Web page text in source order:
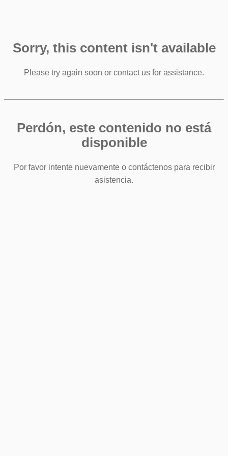
Sorry, this content isn't available
Please try again soon or contact us for assistance.
Perdón, este contenido no está
disponible
Por favor intente nuevamente o contáctenos para recibir
asistencia.